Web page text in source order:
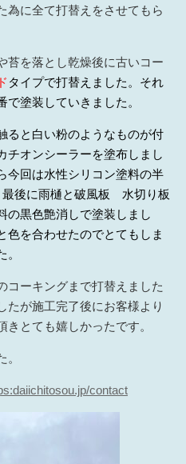
為に全て打替えをさせてもら
苔を落とし乾燥後に古いコー
タイプで打替えました。それ
塗装していきました。
触ると白い粉のようなものが付
チオンシーラーを塗布しまし
今回は水性シリコン塗料の半
最後に雨樋と破風板 水切り板
の黒色艶消しで塗装しまし
色を合わせたのでとてもしま
コーキングまで打替えました
たが施工完了後にお客様より
とても嬉しかったです。
daiichitosou.jp/contact